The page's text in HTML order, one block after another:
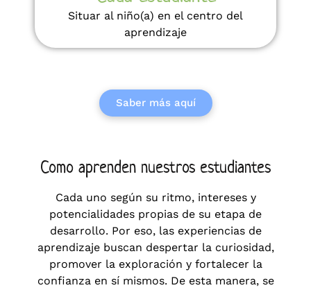
Situar al niño(a) en el centro del
aprendizaje
Saber más aquí
Como aprenden nuestros estudiantes
Cada uno según su ritmo, intereses y
potencialidades propias de su etapa de
desarrollo. Por eso, las experiencias de
aprendizaje buscan despertar la curiosidad,
promover la exploración y fortalecer la
confianza en sí mismos. De esta manera, se